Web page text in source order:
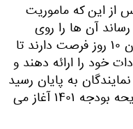
از این‌ که ماموریت
آن ها را روی
سامانه مجلس قرار دهد و نمایندگان ۱۰ روز فرصت دارند تا
خود را ارائه دهند و
به پایان رسید
در صحن علنی بررسی و رسیدگی لایحه بودجه ۱۴۰۱ آغاز می